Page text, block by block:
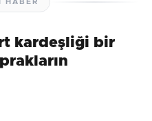
İlk yorumu siz yapın!
HABER
kardeşliği bir